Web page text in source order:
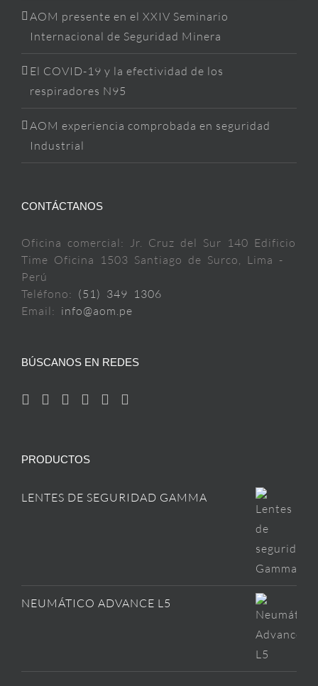
AOM presente en el XXIV Seminario
Internacional de Seguridad Minera
El COVID-19 y la efectividad de los
respiradores N95
AOM experiencia comprobada en seguridad
Industrial
CONTÁCTANOS
Oficina comercial: Jr. Cruz del Sur 140 Edificio
Time Oficina 1503 Santiago de Surco, Lima -
Perú
Teléfono: (51) 349 1306
Email: info@aom.pe
BÚSCANOS EN REDES
PRODUCTOS
LENTES DE SEGURIDAD GAMMA
NEUMÁTICO ADVANCE L5